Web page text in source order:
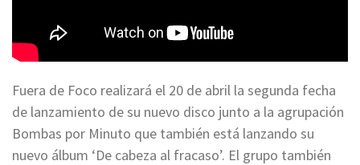
Fuera de Foco realizará el 20 de abril la segunda fecha
de lanzamiento de su nuevo disco junto a la agrupación
Bombas por Minuto que también está lanzando su
nuevo álbum ‘De cabeza al fracaso’. El grupo también